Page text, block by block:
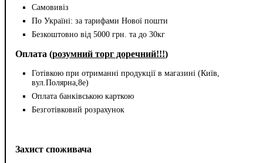
Самовивіз
По Україні: за тарифами Нової пошти
Безкоштовно від 5000 грн. та до 30кг
Оплата (розумний торг доречний!!!)
Готівкою при отриманні продукції в магазині (Київ,
вул.Полярна,8е)
Оплата банківською карткою
Безготівковий розрахунок
Захист споживача